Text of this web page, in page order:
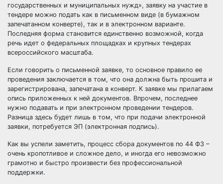
государственных и муниципальных нужд», заявку на участие в
тендере можно подать как в письменном виде (в бумажном
запечатанном конверте), так и в электронном варианте.
Последняя форма становится единственно возможной, когда
речь идет о федеральных площадках и крупных тендерах
всероссийского масштаба.
Если говорить о письменной заявке, то основное правило ее
проведения заключается в том, что она должна быть прошита и
зарегистрирована, запечатана в конверт. К заявке мы прилагаем
опись приложенных к ней документов. Впрочем, последнее
нужно подавать и при электронном проведении тендеров.
Разница здесь будет лишь в том, что при подачи электронной
заявки, потребуется ЭП (электронная подпись).
Как вы успели заметить, процесс сбора документов по 44 ФЗ –
очень кропотливое и сложное дело, и иногда его невозможно
грамотно и быстро произвести без профессиональной
поддержки.